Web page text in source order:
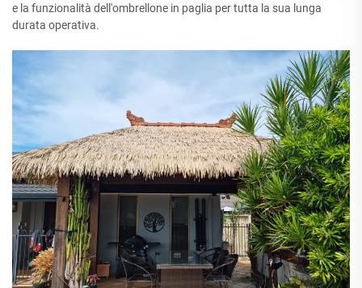
e la funzionalità dell'ombrellone in paglia per tutta la sua lunga
durata operativa.